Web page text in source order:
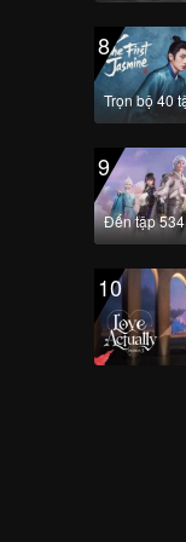
8
Trọn bộ 40
9
Đến tập 534
10